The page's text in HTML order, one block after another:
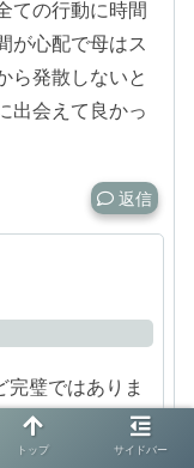
ての行動に時間
が心配で母はス
ら発散しないと
出会えて良かっ
返信
完璧ではありま
。
多いと聞きま
トップ サイドバー